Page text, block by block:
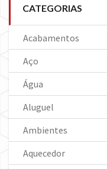
CATEGORIAS
Acabamentos
Aço
Água
Aluguel
Ambientes
Aquecedor